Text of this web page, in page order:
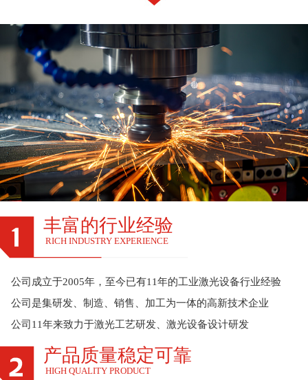
丰富的行业经验
RICH INDUSTRY EXPERIENCE
公司成立于2005年，至今已有11年的工业激光设备行业经验
公司是集研发、制造、销售、加工为一体的高新技术企业
公司11年来致力于激光工艺研发、激光设备设计研发
产品质量稳定可靠
HIGH QUALITY PRODUCT